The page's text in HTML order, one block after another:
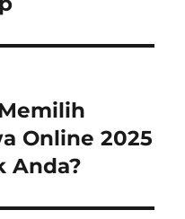
Online 2025
Anda?